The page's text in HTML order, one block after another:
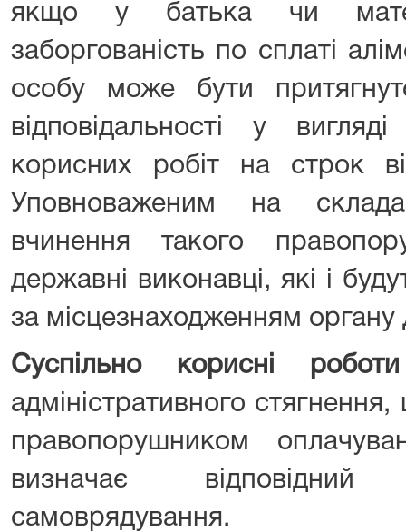
якщо у батька чи
заборгованість по сплаті
особу може бути
відповідальності у
корисних робіт на строк
Уповноваженим на
вчинення такого
державні виконавці, які і
за місцезнаходженням
Суспільно корисні роботи
адміністративного
правопорушником
визначає
самоврядування.